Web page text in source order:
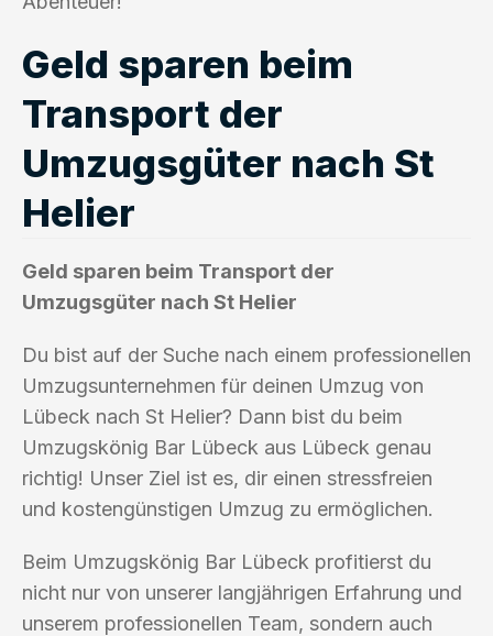
Geld sparen beim
Transport der
Umzugsgüter nach St
Helier
Geld sparen beim Transport der
Umzugsgüter nach St Helier
Du bist auf der Suche nach einem professionellen
Umzugsunternehmen für deinen Umzug von
Lübeck nach St Helier? Dann bist du beim
Umzugskönig Bar Lübeck aus Lübeck genau
richtig! Unser Ziel ist es, dir einen stressfreien
und kostengünstigen Umzug zu ermöglichen.
Beim Umzugskönig Bar Lübeck profitierst du
nicht nur von unserer langjährigen Erfahrung und
unserem professionellen Team, sondern auch